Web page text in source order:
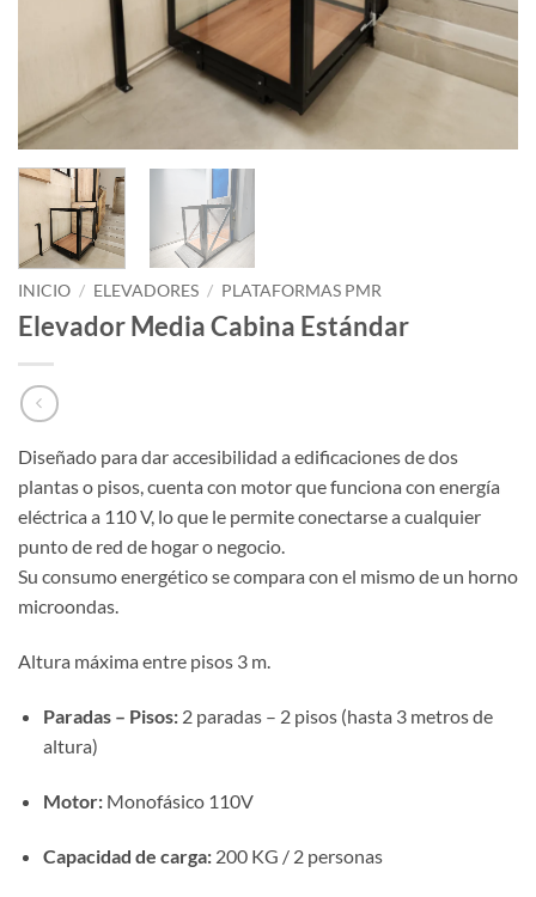
INICIO / ELEVADORES / PLATAFORMAS PMR
Elevador Media Cabina Estándar
Diseñado para dar accesibilidad a edificaciones de dos
plantas o pisos, cuenta con motor que funciona con energía
eléctrica a 110 V, lo que le permite conectarse a cualquier
punto de red de hogar o negocio.
Su consumo energético se compara con el mismo de un horno
microondas.
Altura máxima entre pisos 3 m.
Paradas – Pisos: 2 paradas – 2 pisos (hasta 3 metros de
altura)
Motor: Monofásico 110V
Capacidad de carga: 200 KG / 2 personas